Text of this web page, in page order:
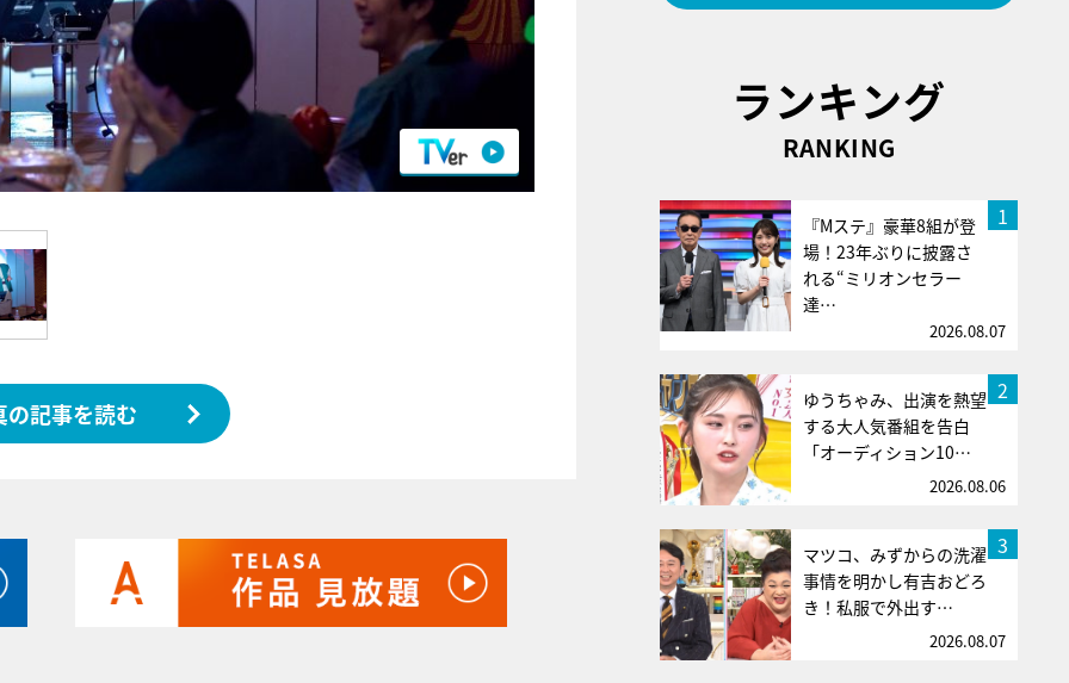
の記事を読む
ランキング
RANKING
1
『Mステ』豪華8組が登
場！23年ぶりに披露さ
れる“ミリオンセラー
達…
2026.08.07
2
ゆうちゃみ、出演を熱望
する大人気番組を告白
「オーディション10…
2026.08.06
3
マツコ、みずからの洗濯
事情を明かし有吉おどろ
き！私服で外出す…
2026.08.07